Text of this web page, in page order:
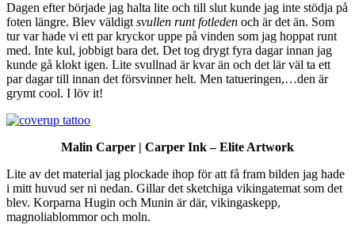
Dagen efter började jag halta lite och till slut kunde jag inte stödja på
foten längre. Blev väldigt svullen runt fotleden och är det än. Som
tur var hade vi ett par kryckor uppe på vinden som jag hoppat runt
med. Inte kul, jobbigt bara det. Det tog drygt fyra dagar innan jag
kunde gå klokt igen. Lite svullnad är kvar än och det lär väl ta ett
par dagar till innan det försvinner helt. Men tatueringen,…den är
grymt cool. I löv it!
Malin Carper | Carper Ink – Elite Artwork
Lite av det material jag plockade ihop för att få fram bilden jag hade
i mitt huvud ser ni nedan. Gillar det sketchiga vikingatemat som det
blev. Korparna Hugin och Munin är där, vikingaskepp,
magnoliablommor och moln.